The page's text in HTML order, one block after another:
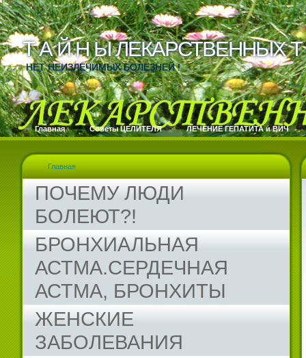
Т А Й Н Ы ЛЕКАРСТВЕННЫХ Т
Т А Й Н Ы ЛЕКАРСТВЕННЫХ Т
НЕТ НЕИЗЛЕЧИМЫХ БОЛЕЗНЕЙ !
Главная Cоветы ЦЕЛИТЕЛЯ ЛЕЧЕНИЕ ГЕПАТИТА и ВИЧ
Главная
ПОЧЕМУ ЛЮДИ
БОЛЕЮТ?!
БРОНХИАЛЬНАЯ
АСТМА.СЕРДЕЧНАЯ
АСТМА, БРОНХИТЫ
ЖЕНСКИЕ
ЗАБОЛЕВАНИЯ